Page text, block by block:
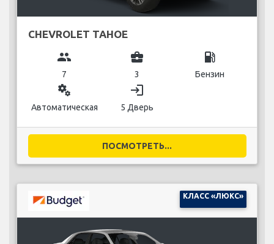
CHEVROLET TAHOE
group
7
business_center
3
local_gas_station
Бензин
miscellaneous_services
Автоматическая
login
5 Дверь
ПОСМОТРЕТЬ...
КЛАСС «ЛЮКС»